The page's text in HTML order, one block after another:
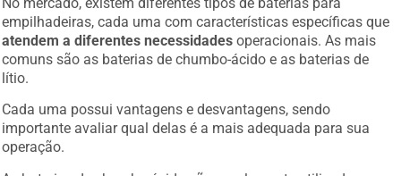
empilhadeiras, cada uma com características específicas que
atendem a diferentes necessidadesoperacionais. As mais
comuns são as baterias de chumbo-ácido e as baterias de
lítio.
importante avaliar qual delas é a mais adequada para sua
operação.